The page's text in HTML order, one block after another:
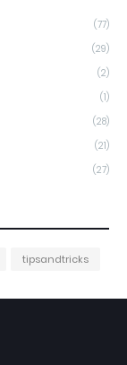
(77)
(29)
(2)
(1)
(28)
(21)
(27)
tipsandtricks